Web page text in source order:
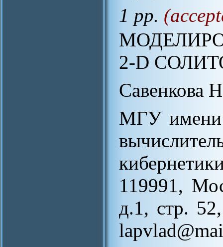
1 pp.
2-D
Савенкова
МГУ имени
119991,
д.1, стр.